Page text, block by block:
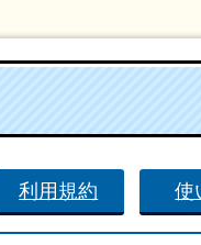
利用規約 使